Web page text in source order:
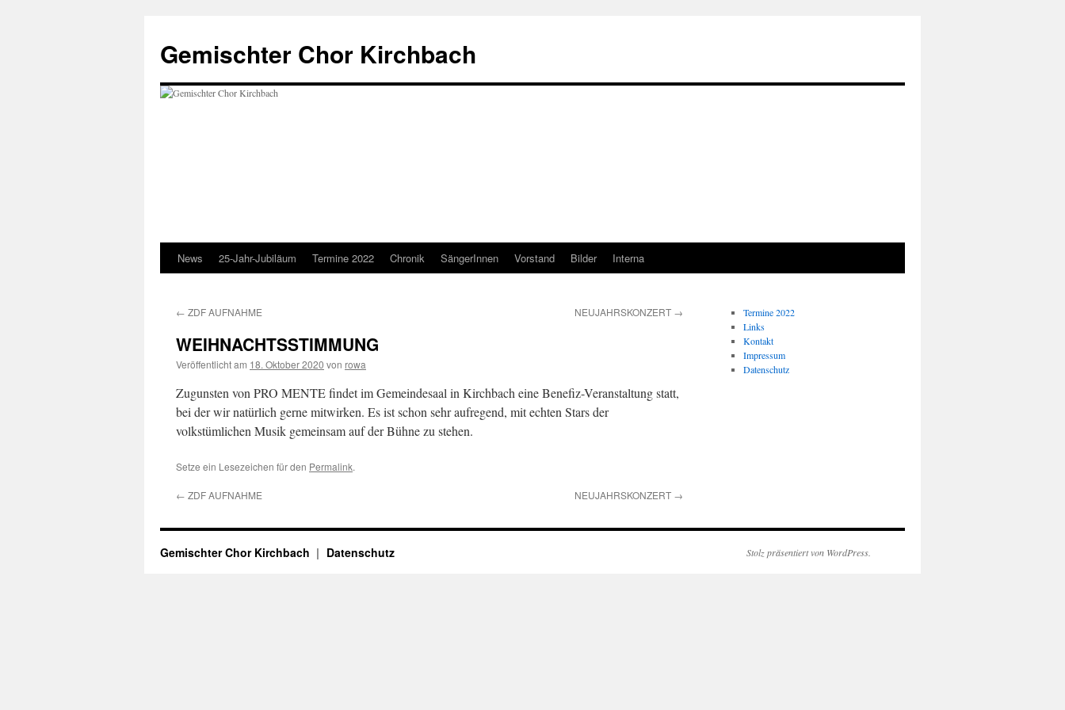
springen
Gemischter Chor Kirchbach
News 25-Jahr-Jubiläum Termine 2022 Chronik SängerInnen Vorstand Bilder Interna
← ZDF AUFNAHME NEUJAHRSKONZERT →
WEIHNACHTSSTIMMUNG
Veröffentlicht am 18. Oktober 2020 von rowa
Zugunsten von PRO MENTE findet im Gemeindesaal in Kirchbach eine Benefiz-Veranstaltung statt,
bei der wir natürlich gerne mitwirken. Es ist schon sehr aufregend, mit echten Stars der
volkstümlichen Musik gemeinsam auf der Bühne zu stehen.
Setze ein Lesezeichen für den Permalink.
← ZDF AUFNAHME NEUJAHRSKONZERT →
Termine 2022
Links
Kontakt
Impressum
Datenschutz
Gemischter Chor Kirchbach Datenschutz Stolz präsentiert von WordPress.